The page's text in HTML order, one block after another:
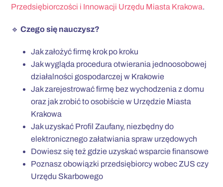
Przedsiębiorczości i Innowacji Urzędu Miasta Krakowa.
🔹Czego się nauczysz?
Jak założyć firmę krok po kroku
Jak wygląda procedura otwierania jednoosobowej
działalności gospodarczej w Krakowie
Jak zarejestrować firmę bez wychodzenia z domu
oraz jak zrobić to osobiście w Urzędzie Miasta
Krakowa
Jak uzyskać Profil Zaufany, niezbędny do
elektronicznego załatwiania spraw urzędowych
Dowiesz się też gdzie uzyskać wsparcie finansowe
Poznasz obowiązki przedsiębiorcy wobec ZUS czy
Urzędu Skarbowego